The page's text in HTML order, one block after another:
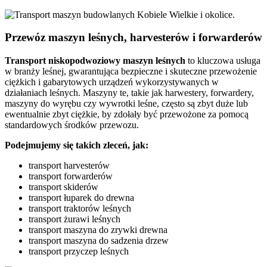
Przewóz maszyn leśnych, harvesterów i forwarderów
Transport niskopodwoziowy maszyn leśnych to kluczowa usługa
w branży leśnej, gwarantująca bezpieczne i skuteczne przewożenie
ciężkich i gabarytowych urządzeń wykorzystywanych w
działaniach leśnych. Maszyny te, takie jak harwestery, forwardery,
maszyny do wyrębu czy wywrotki leśne, często są zbyt duże lub
ewentualnie zbyt ciężkie, by zdołały być przewożone za pomocą
standardowych środków przewozu.
Podejmujemy się takich zleceń, jak:
transport harvesterów
transport forwarderów
transport skiderów
transport łuparek do drewna
transport traktorów leśnych
transport żurawi leśnych
transport maszyna do zrywki drewna
transport maszyna do sadzenia drzew
transport przyczep leśnych